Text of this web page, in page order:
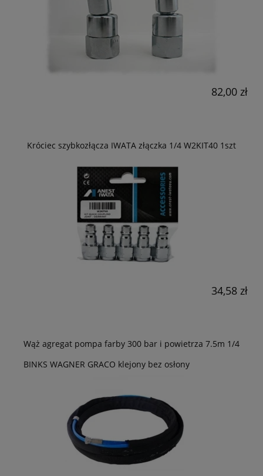
82,00 zł
Króciec szybkozłącza IWATA złączka 1/4 W2KIT40 1szt
34,58 zł
Wąż agregat pompa farby 300 bar i powietrza 7.5m 1/4
BINKS WAGNER GRACO klejony bez osłony